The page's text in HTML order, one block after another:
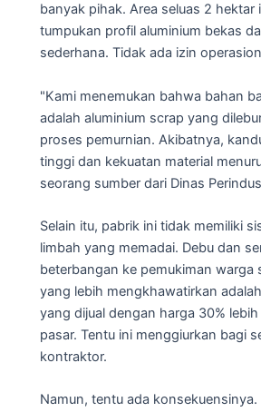
banyak pihak. Area seluas 2 hektar
tumpukan profil aluminium bekas
sederhana. Tidak ada izin
"Kami menemukan bahwa bahan
adalah aluminium scrap yang
proses pemurnian. Akibatnya,
tinggi dan kekuatan material
seorang sumber dari Dinas
Selain itu, pabrik ini tidak memiliki
limbah yang memadai. Debu dan
beterbangan ke pemukiman warga
yang lebih mengkhawatirkan
yang dijual dengan harga 30%
pasar. Tentu ini menggiurkan bagi
kontraktor.
Namun, tentu ada konsekuensinya.